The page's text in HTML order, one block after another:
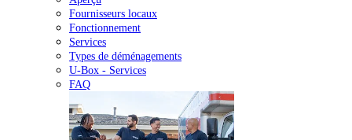
Fournisseurs locaux
Fonctionnement
Services
Types de déménagements
U-Box - Services
FAQ